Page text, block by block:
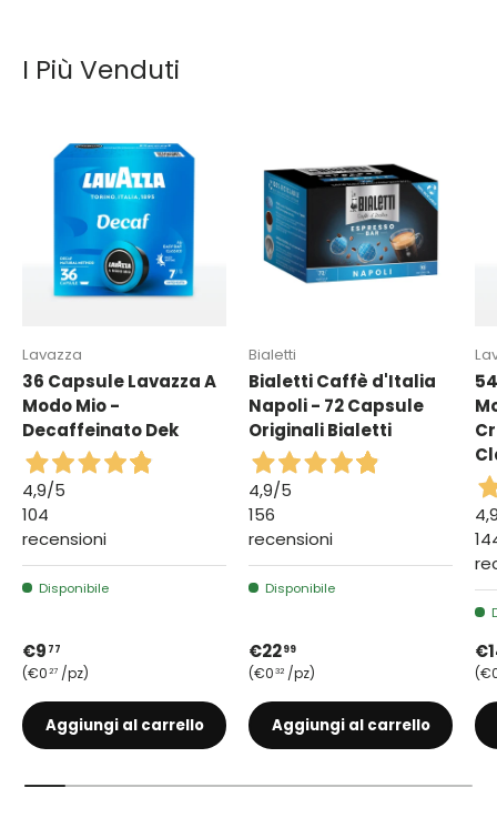
I Più Venduti
Lavazza
36 Capsule Lavazza A
Modo Mio -
Decaffeinato Dek
4,9/5
104
recensioni
Disponibile
Prezzo normale
€9 77
Prezzo unitario
€027 /pz
Aggiungi al carrello
Bialetti
Bialetti Caffè d'Italia
Napoli - 72 Capsule
Originali Bialetti
4,9/5
156
recensioni
Disponibile
Prezzo normale
€2299
Prezzo unitario
€032 /pz
Aggiungi al carrello